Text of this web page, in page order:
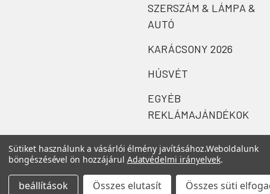
SZERSZÁM & LÁMPA &
AUTÓ
KARÁCSONY 2026
HÚSVÉT
EGYÉB
REKLÁMAJÁNDÉKOK
©2026Zefi.
Sütiket használunk a vásárlói élmény javításához.Weboldalunk
böngészésével ön hozzájárul Adatvédelmi irányelvek.
beállítások Összes elutasít Összes süti